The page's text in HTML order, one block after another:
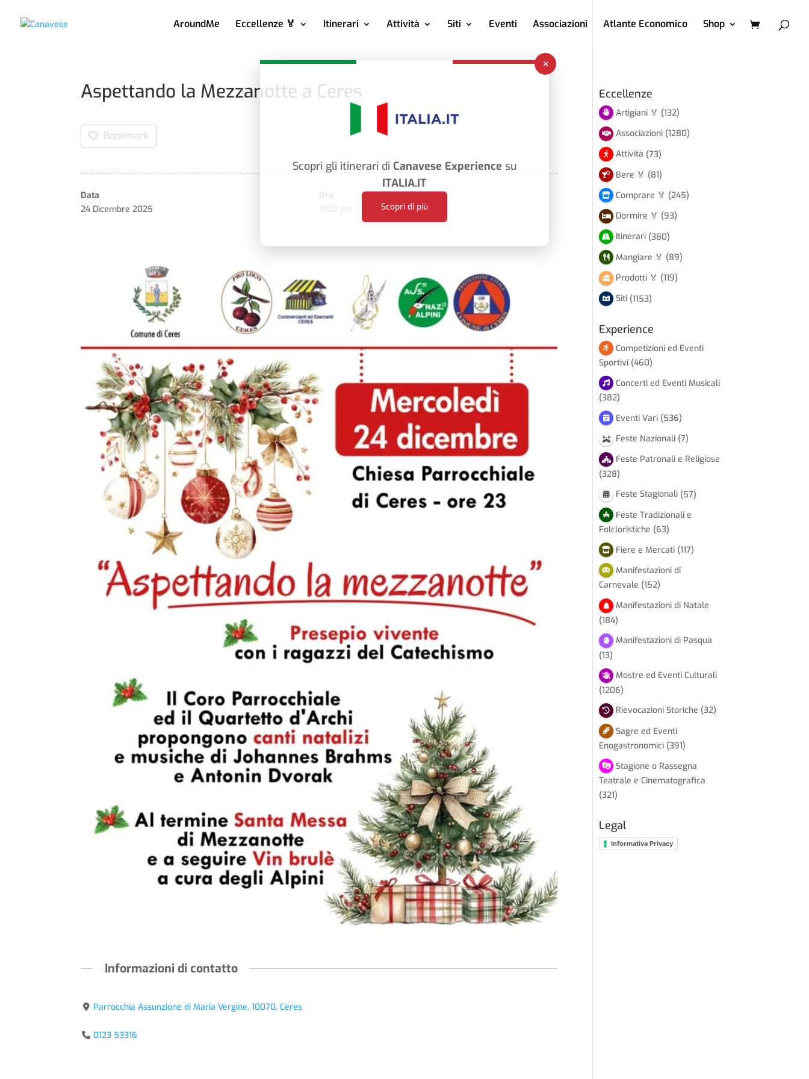
AroundMe Eccellenze 🏅 Itinerari Attività Siti Eventi Associazioni Atlante Economico Shop
Aspettando la Mezzanotte a Ceres
Bookmark
Data
24 Dicembre 2025
Informazioni di contatto
Parrocchia Assunzione di Maria Vergine, 10070, Ceres
0123 53316
Eccellenze
Artigiani 🏅 (132)
Associazioni (1280)
Attività (73)
Bere 🏅 (81)
Comprare 🏅 (245)
Dormire 🏅 (93)
Itinerari (380)
Mangiare 🏅 (89)
Prodotti 🏅 (119)
Siti (1153)
Experience
Competizioni ed Eventi
Sportivi (460)
Concerti ed Eventi Musicali
(382)
Eventi Vari (536)
Feste Nazionali (7)
Feste Patronali e Religiose
(328)
Feste Stagionali (57)
Feste Tradizionali e
Folcloristiche (63)
Fiere e Mercati (117)
Manifestazioni di
Carnevale (152)
Manifestazioni di Natale
(184)
Manifestazioni di Pasqua
(13)
Mostre ed Eventi Culturali
(1206)
Rievocazioni Storiche (32)
Sagre ed Eventi
Enogastronomici (391)
Stagione o Rassegna
Teatrale e Cinematografica
(321)
Legal
Informativa Privacy
×
Scopri gli itinerari di Canavese Experience su
ITALIA.IT
Scopri di più